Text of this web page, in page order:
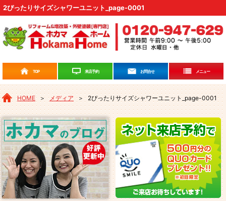
2ぴったりサイズシャワーユニット_page-0001
TOP 来店予約 お問合せ メニュー
HOME ＞ メディア ＞ 2ぴったりサイズシャワーユニット_page-0001